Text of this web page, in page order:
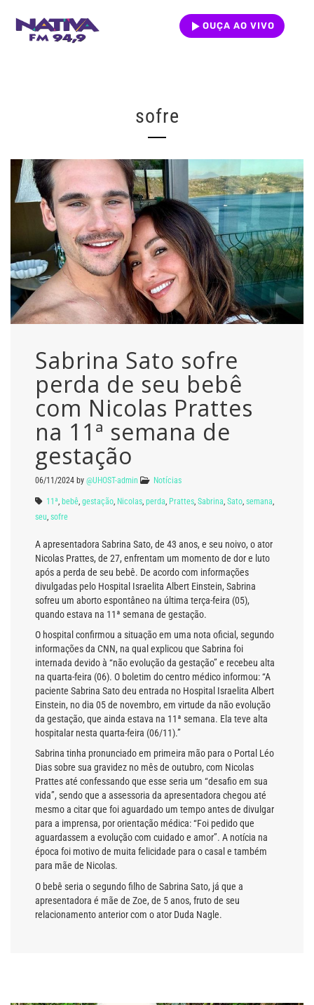
OUÇA AO VIVO
sofre
Sabrina Sato sofre
perda de seu bebê
com Nicolas Prattes
na 11ª semana de
gestação
06/11/2024 by @UHOST-admin Notícias
11ª bebê gestação Nicolas perda Prattes Sabrina Sato semana
seu sofre
A apresentadora Sabrina Sato, de 43 anos, e seu noivo, o ator
Nicolas Prattes, de 27, enfrentam um momento de dor e luto
após a perda de seu bebê. De acordo com informações
divulgadas pelo Hospital Israelita Albert Einstein, Sabrina
sofreu um aborto espontâneo na última terça-feira (05),
quando estava na 11ª semana de gestação.
O hospital confirmou a situação em uma nota oficial, segundo
informações da CNN, na qual explicou que Sabrina foi
internada devido à “não evolução da gestação” e recebeu alta
na quarta-feira (06). O boletim do centro médico informou: “A
paciente Sabrina Sato deu entrada no Hospital Israelita Albert
Einstein, no dia 05 de novembro, em virtude da não evolução
da gestação, que ainda estava na 11ª semana. Ela teve alta
hospitalar nesta quarta-feira (06/11).”
Sabrina tinha pronunciado em primeira mão para o Portal Léo
Dias sobre sua gravidez no mês de outubro, com Nicolas
Prattes até confessando que esse seria um “desafio em sua
vida”, sendo que a assessoria da apresentadora chegou até
mesmo a citar que foi aguardado um tempo antes de divulgar
para a imprensa, por orientação médica: “Foi pedido que
aguardassem a evolução com cuidado e amor”. A notícia na
época foi motivo de muita felicidade para o casal e também
para mãe de Nicolas.
O bebê seria o segundo filho de Sabrina Sato, já que a
apresentadora é mãe de Zoe, de 5 anos, fruto de seu
relacionamento anterior com o ator Duda Nagle.